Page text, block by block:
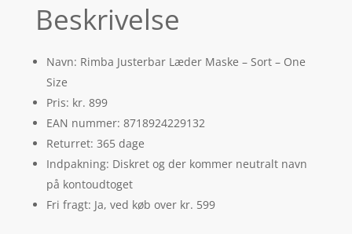
Beskrivelse
Navn: Rimba Justerbar Læder Maske – Sort – One
Size
Pris: kr. 899
EAN nummer: 8718924229132
Returret: 365 dage
Indpakning: Diskret og der kommer neutralt navn
på kontoudtoget
Fri fragt: Ja, ved køb over kr. 599